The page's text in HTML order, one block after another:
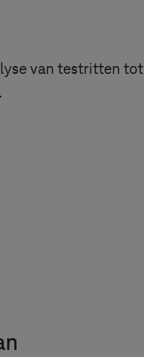
van testritten